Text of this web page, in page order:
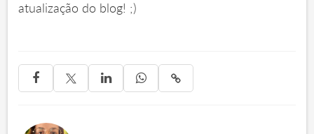
atualização do blog! ;)
   